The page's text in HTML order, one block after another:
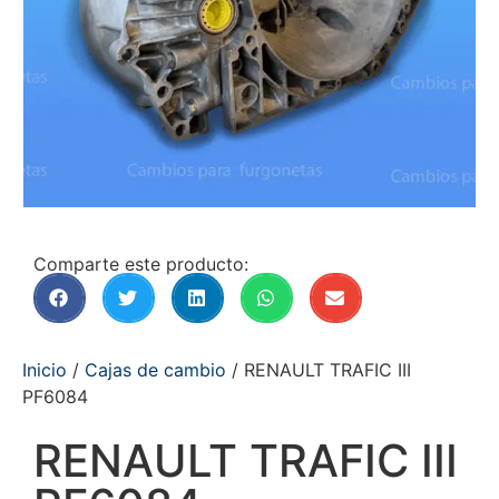
Comparte este producto:
Inicio / Cajas de cambio / RENAULT TRAFIC III
PF6084
RENAULT TRAFIC III